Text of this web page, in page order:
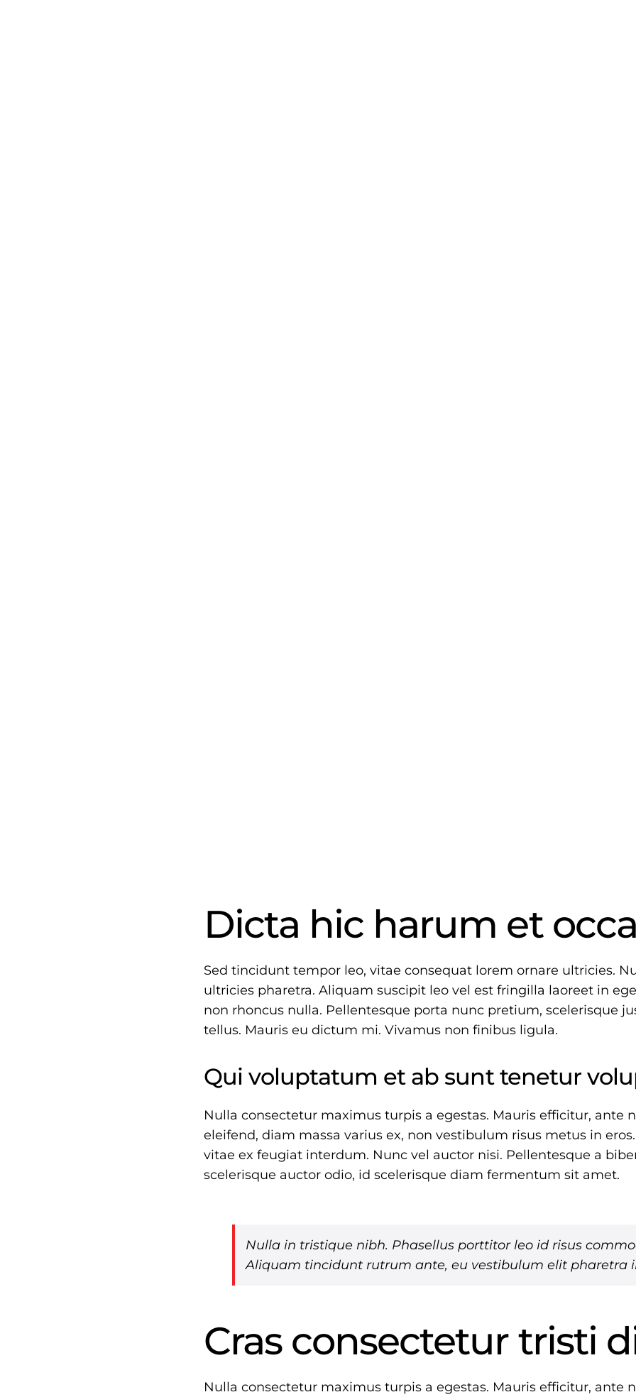
Dicta hic harum et
Sed tincidunt tempor leo, vitae consequat lorem ornare ultricies.
ultricies pharetra. Aliquam suscipit leo vel est fringilla laoreet in
non rhoncus nulla. Pellentesque porta nunc pretium, scelerisque
tellus. Mauris eu dictum mi. Vivamus non finibus ligula.
Qui voluptatum et ab sunt tenetur
Nulla consectetur maximus turpis a egestas. Mauris efficitur, ante
eleifend, diam massa varius ex, non vestibulum risus metus in
vitae ex feugiat interdum. Nunc vel auctor nisi. Pellentesque a
scelerisque auctor odio, id scelerisque diam fermentum sit amet.
Nulla in tristique nibh. Phasellus porttitor leo id risus
Aliquam tincidunt rutrum ante, eu vestibulum elit pharetra
Cras consectetur tristi
Nulla consectetur maximus turpis a egestas. Mauris efficitur, ante